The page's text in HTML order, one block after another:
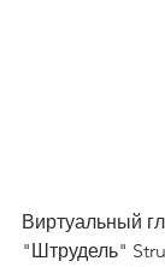
Виртуальный
"Штрудель"